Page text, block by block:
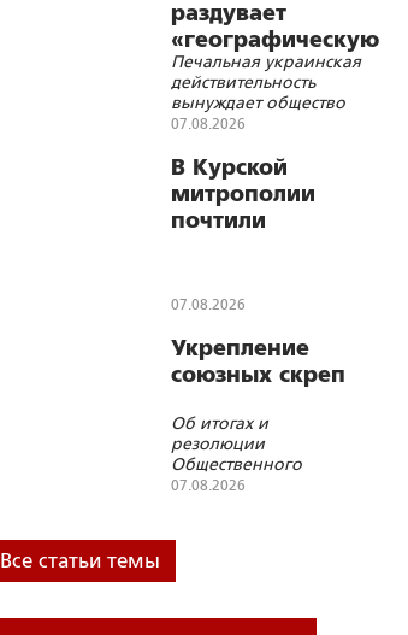
раздувает
«географическую
войну» с
Польшей
Печальная украинская
действительность
вынуждает общество
требовать новой
наркотика – иначе
начинается ломка
07.08.2026
В Курской
митрополии
почтили
событий 6
года
07.08.2026
Укрепление
союзных скреп
Об итогах и
резолюции
Общественного
военно-
Государства
07.08.2026
Все статьи темы